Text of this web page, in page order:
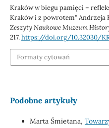
Kraków w biegu pamięci –
Kraków i z powrotem" Andrzeja
Zeszyty Naukowe Muzeum
217.https://doi.org/10.32030/
Formaty cytowań
Podobne artykuły
Marta Śmietana,